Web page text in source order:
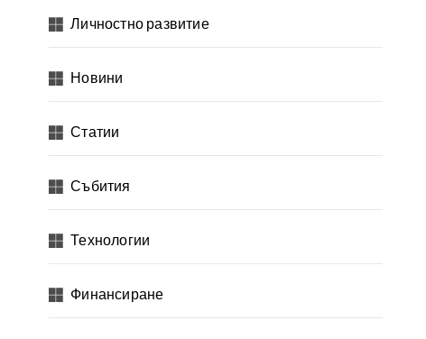
Личностно развитие
Новини
Статии
Събития
Технологии
Финансиране